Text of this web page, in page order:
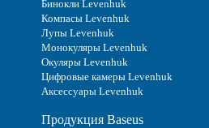
Бинокли Levenhuk
Компасы Levenhuk
Лупы Levenhuk
Монокуляры Levenhuk
Окуляры Levenhuk
Цифровые камеры Levenhuk
Аксессуары Levenhuk
Продукция Baseus